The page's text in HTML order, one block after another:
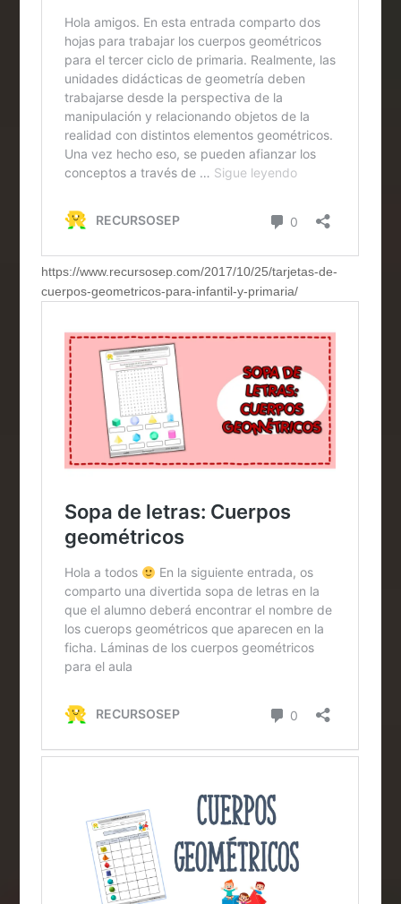
https://www.recursosep.com/2017/10/25/tarjetas-de-
cuerpos-geometricos-para-infantil-y-primaria/